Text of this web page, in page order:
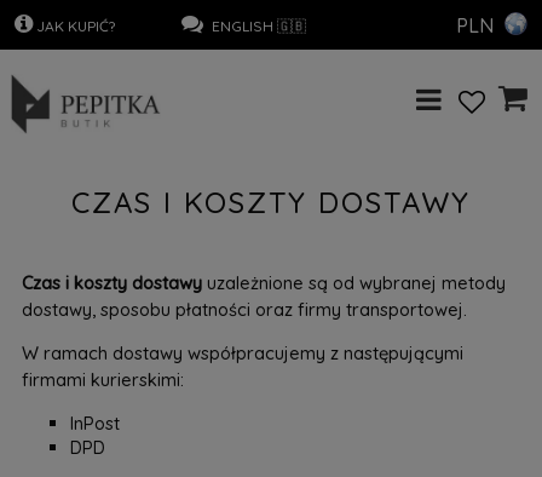
JAK KUPIĆ? ENGLISH 🇬🇧 PLN
CZAS I KOSZTY DOSTAWY
Czas i koszty dostawyuzależnione są od wybranej metody
dostawy, sposobu płatności oraz firmy transportowej.
W ramach dostawy współpracujemy z następującymi
firmami kurierskimi:
InPost
DPD